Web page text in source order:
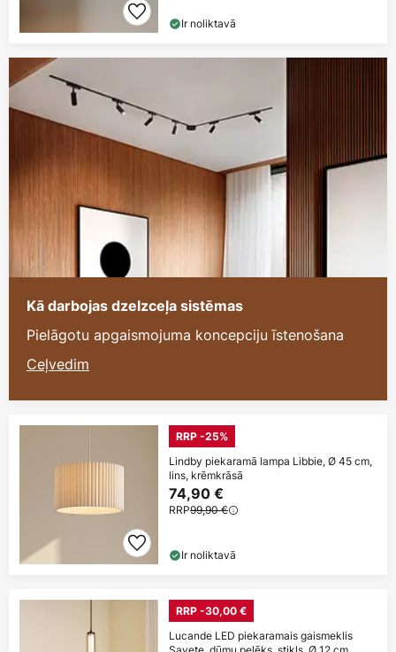
Ir noliktavā
Kā darbojas dzelzceļa sistēmas
Pielāgotu apgaismojuma koncepciju īstenošana
Ceļvedim
RRP -25%
Lindby piekaramā lampa Libbie, Ø 45 cm,
lins, krēmkrāsā
74,90 €
RRP99,90 €
Ir noliktavā
RRP -30,00 €
Lucande LED piekaramais gaismeklis